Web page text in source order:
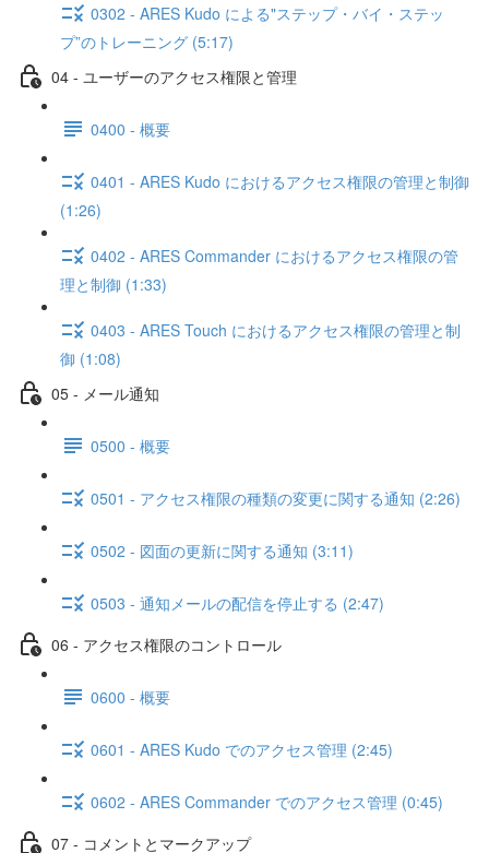
0302 - ARES Kudo による"ステップ・バイ・ステッ
プ”のトレーニング (5:17)
04 - ユーザーのアクセス権限と管理
0400 - 概要
0401 - ARES Kudo におけるアクセス権限の管理と制御
(1:26)
0402 - ARES Commander におけるアクセス権限の管
理と制御 (1:33)
0403 - ARES Touch におけるアクセス権限の管理と制
御 (1:08)
05 - メール通知
0500 - 概要
0501 - アクセス権限の種類の変更に関する通知 (2:26)
0502 - 図面の更新に関する通知 (3:11)
0503 - 通知メールの配信を停止する (2:47)
06 - アクセス権限のコントロール
0600 - 概要
0601 - ARES Kudo でのアクセス管理 (2:45)
0602 - ARES Commander でのアクセス管理 (0:45)
07 - コメントとマークアップ